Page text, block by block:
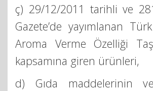
ç) 29/12/2011 tarihli ve
Gazete’de yayımlanan
Aroma Verme Özelliği
kapsamına giren ürünleri,
d) Gıda maddelerinin